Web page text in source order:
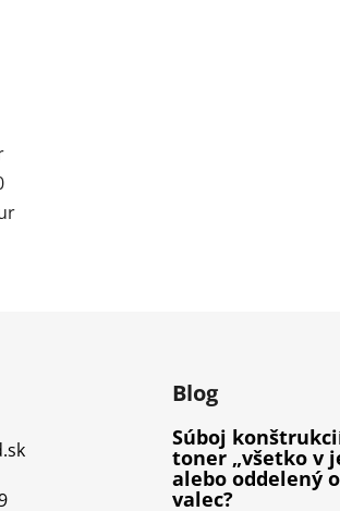
Blog
Súboj
toner „všetko v
alebo oddelený
valec?